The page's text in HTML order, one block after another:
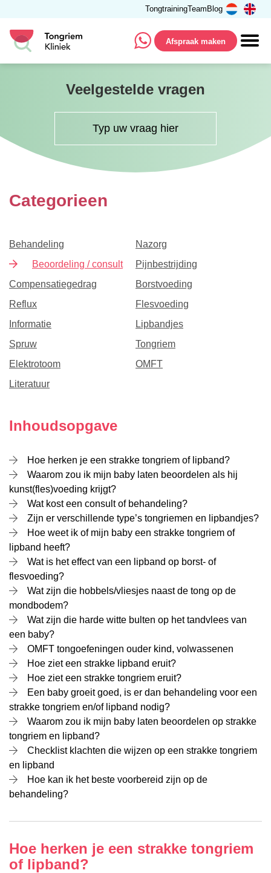
TongtrainingTeam Blog
Afspraak maken
Veelgestelde vragen
Categorieen
Behandeling
Nazorg
Beoordeling / consult
Pijnbestrijding
Compensatiegedrag
Borstvoeding
Reflux
Flesvoeding
Informatie
Lipbandjes
Spruw
Tongriem
Elektrotoom
OMFT
Literatuur
Inhoudsopgave
Hoe herken je een strakke tongriem of lipband?
Waarom zou ik mijn baby laten beoordelen als hij
kunst(fles)voeding krijgt?
Wat kost een consult of behandeling?
Zijn er verschillende type’s tongriemen en lipbandjes?
Hoe weet ik of mijn baby een strakke tongriem of
lipband heeft?
Wat is het effect van een lipband op borst- of
flesvoeding?
Wat zijn die hobbels/vliesjes naast de tong op de
mondbodem?
Wat zijn die harde witte bulten op het tandvlees van
een baby?
OMFT tongoefeningen ouder kind, volwassenen
Hoe ziet een strakke lipband eruit?
Hoe ziet een strakke tongriem eruit?
Een baby groeit goed, is er dan behandeling voor een
strakke tongriem en/of lipband nodig?
Waarom zou ik mijn baby laten beoordelen op strakke
tongriem en lipband?
Checklist klachten die wijzen op een strakke tongriem
en lipband
Hoe kan ik het beste voorbereid zijn op de
behandeling?
Hoe herken je een strakke tongriem
of lipband?